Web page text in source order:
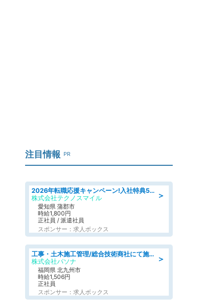
注目情報 PR
＞
2026年転職応援キャンペーン!入社特典58万円/デンソーで働こう!自動車工場で小型部品の検査業務 denso aichi
株式会社テクノスマイル
愛知県 蒲郡市
時給1,800円
正社員 / 派遣社員
スポンサー：求人ボックス
＞
工事・土木施工管理/総合技術商社にて施工管理のお仕事/即日勤務可/車通勤可/工事・土木施工管理/生産・品質管理
株式会社パソナ
福岡県 北九州市
時給1,506円
正社員
スポンサー：求人ボックス